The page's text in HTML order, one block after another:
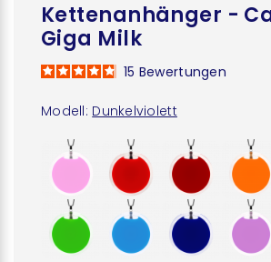
Kettenanhänger -
Giga Milk
Modell: Dunkelviolett
15 Bewertungen